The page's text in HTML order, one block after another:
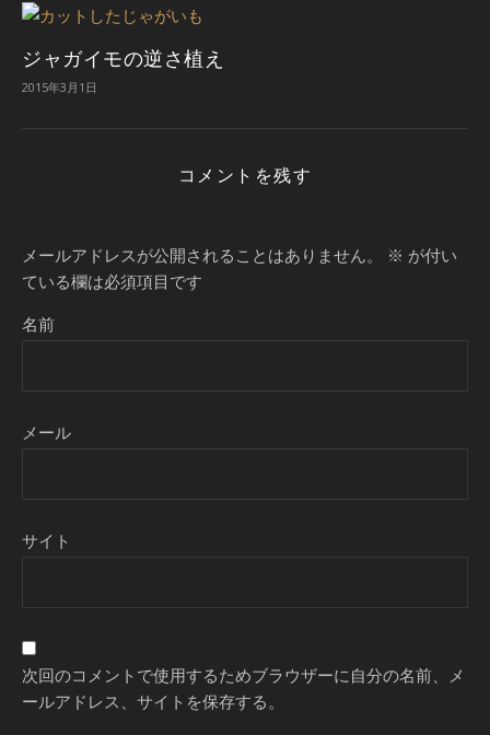
ジャガイモの逆さ植え
2015年3月1日
コメントを残す
メールアドレスが公開されることはありません。 ※ が付い
ている欄は必須項目です
名前
メール
サイト
次回のコメントで使用するためブラウザーに自分の名前、メ
ールアドレス、サイトを保存する。